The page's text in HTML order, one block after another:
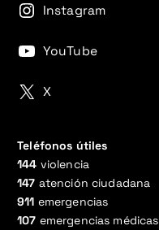
Instagram
YouTube
X
Teléfonos útiles
144 violencia
147 atención ciudadana
911 emergencias
107 emergencias médicas